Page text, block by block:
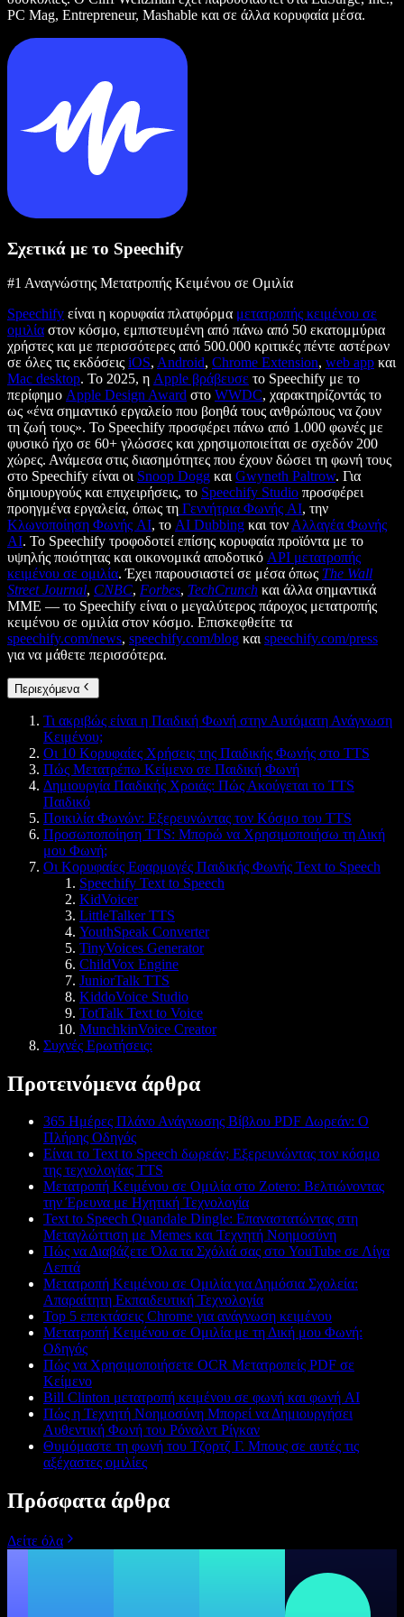
PC Mag, Entrepreneur, Mashable και σε άλλα κορυφαία μέσα.
Σχετικά με το Speechify
#1 Αναγνώστης Μετατροπής Κειμένου σε Ομιλία
Speechify είναι η κορυφαία πλατφόρμα μετατροπής κειμένου σε
ομιλία στον κόσμο, εμπιστευμένη από πάνω από 50 εκατομμύρια
χρήστες και με περισσότερες από 500.000 κριτικές πέντε αστέρων
σε όλες τις εκδόσεις iOS, Android, Chrome Extension, web app και
Mac desktop. Το 2025, η Apple βράβευσε το Speechify με το
περίφημο Apple Design Award στο WWDC, χαρακτηρίζοντάς το
ως «ένα σημαντικό εργαλείο που βοηθά τους ανθρώπους να ζουν
τη ζωή τους». Το Speechify προσφέρει πάνω από 1.000 φωνές με
φυσικό ήχο σε 60+ γλώσσες και χρησιμοποιείται σε σχεδόν 200
χώρες. Ανάμεσα στις διασημότητες που έχουν δώσει τη φωνή τους
στο Speechify είναι οι Snoop Dogg και Gwyneth Paltrow. Για
δημιουργούς και επιχειρήσεις, το Speechify Studio προσφέρει
προηγμένα εργαλεία, όπως τη Γεννήτρια Φωνής AI, την
Κλωνοποίηση Φωνής AI, το AI Dubbing και τον Αλλαγέα Φωνής
AI. Το Speechify τροφοδοτεί επίσης κορυφαία προϊόντα με το
υψηλής ποιότητας και οικονομικά αποδοτικό API μετατροπής
κειμένου σε ομιλία. Έχει παρουσιαστεί σε μέσα όπως The Wall
Street Journal, CNBC, Forbes, TechCrunch και άλλα σημαντικά
ΜΜΕ — το Speechify είναι ο μεγαλύτερος πάροχος μετατροπής
κειμένου σε ομιλία στον κόσμο. Επισκεφθείτε τα
speechify.com/news, speechify.com/blog και speechify.com/press
για να μάθετε περισσότερα.
Περιεχόμενα
Τι ακριβώς είναι η Παιδική Φωνή στην Αυτόματη Ανάγνωση
Κειμένου;
Οι 10 Κορυφαίες Χρήσεις της Παιδικής Φωνής στο TTS
Πώς Μετατρέπω Κείμενο σε Παιδική Φωνή
Δημιουργία Παιδικής Χροιάς: Πώς Ακούγεται το TTS
Παιδικό
Ποικιλία Φωνών: Εξερευνώντας τον Κόσμο του TTS
Προσωποποίηση TTS: Μπορώ να Χρησιμοποιήσω τη Δική
μου Φωνή;
Οι Κορυφαίες Εφαρμογές Παιδικής Φωνής Text to Speech
Speechify Text to Speech
KidVoicer
LittleTalker TTS
YouthSpeak Converter
TinyVoices Generator
ChildVox Engine
JuniorTalk TTS
KiddoVoice Studio
TotTalk Text to Voice
MunchkinVoice Creator
Συχνές Ερωτήσεις:
Προτεινόμενα άρθρα
365 Ημέρες Πλάνο Ανάγνωσης Βίβλου PDF Δωρεάν: Ο
Πλήρης Οδηγός
Είναι το Text to Speech δωρεάν; Εξερευνώντας τον κόσμο
της τεχνολογίας TTS
Μετατροπή Κειμένου σε Ομιλία στο Zotero: Βελτιώνοντας
την Έρευνα με Ηχητική Τεχνολογία
Text to Speech Quandale Dingle: Επαναστατώντας στη
Μεταγλώττιση με Memes και Τεχνητή Νοημοσύνη
Πώς να Διαβάζετε Όλα τα Σχόλιά σας στο YouTube σε Λίγα
Λεπτά
Μετατροπή Κειμένου σε Ομιλία για Δημόσια Σχολεία:
Απαραίτητη Εκπαιδευτική Τεχνολογία
Top 5 επεκτάσεις Chrome για ανάγνωση κειμένου
Μετατροπή Κειμένου σε Ομιλία με τη Δική μου Φωνή:
Οδηγός
Πώς να Χρησιμοποιήσετε OCR Μετατροπείς PDF σε
Κείμενο
Bill Clinton μετατροπή κειμένου σε φωνή και φωνή AI
Πώς η Τεχνητή Νοημοσύνη Μπορεί να Δημιουργήσει
Αυθεντική Φωνή του Ρόναλντ Ρίγκαν
Θυμόμαστε τη φωνή του Τζορτζ Γ. Μπους σε αυτές τις
αξέχαστες ομιλίες
Πρόσφατα άρθρα
Δείτε όλα